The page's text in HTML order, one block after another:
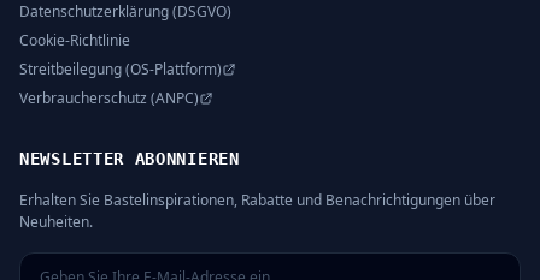
Datenschutzerklärung (DSGVO)
Cookie-Richtlinie
Streitbeilegung (OS-Plattform)
Verbraucherschutz (ANPC)
NEWSLETTER ABONNIEREN
Erhalten Sie Bastelinspirationen, Rabatte und Benachrichtigungen über
Neuheiten.